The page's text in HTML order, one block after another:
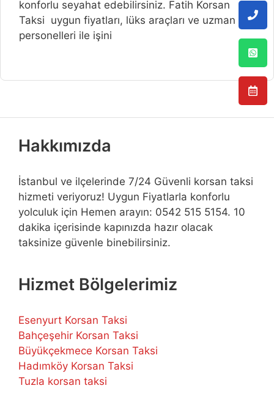
konforlu seyahat edebilirsiniz. Fatih Korsan
Taksi uygun fiyatları, lüks araçları ve uzman
personelleri ile işini
Hakkımızda
İstanbul ve ilçelerinde 7/24 Güvenli korsan taksi
hizmeti veriyoruz! Uygun Fiyatlarla konforlu
yolculuk için Hemen arayın: 0542 515 5154. 10
dakika içerisinde kapınızda hazır olacak
taksinize güvenle binebilirsiniz.
Hizmet Bölgelerimiz
Esenyurt Korsan Taksi
Bahçeşehir Korsan Taksi
Büyükçekmece Korsan Taksi
Hadımköy Korsan Taksi
Tuzla korsan taksi